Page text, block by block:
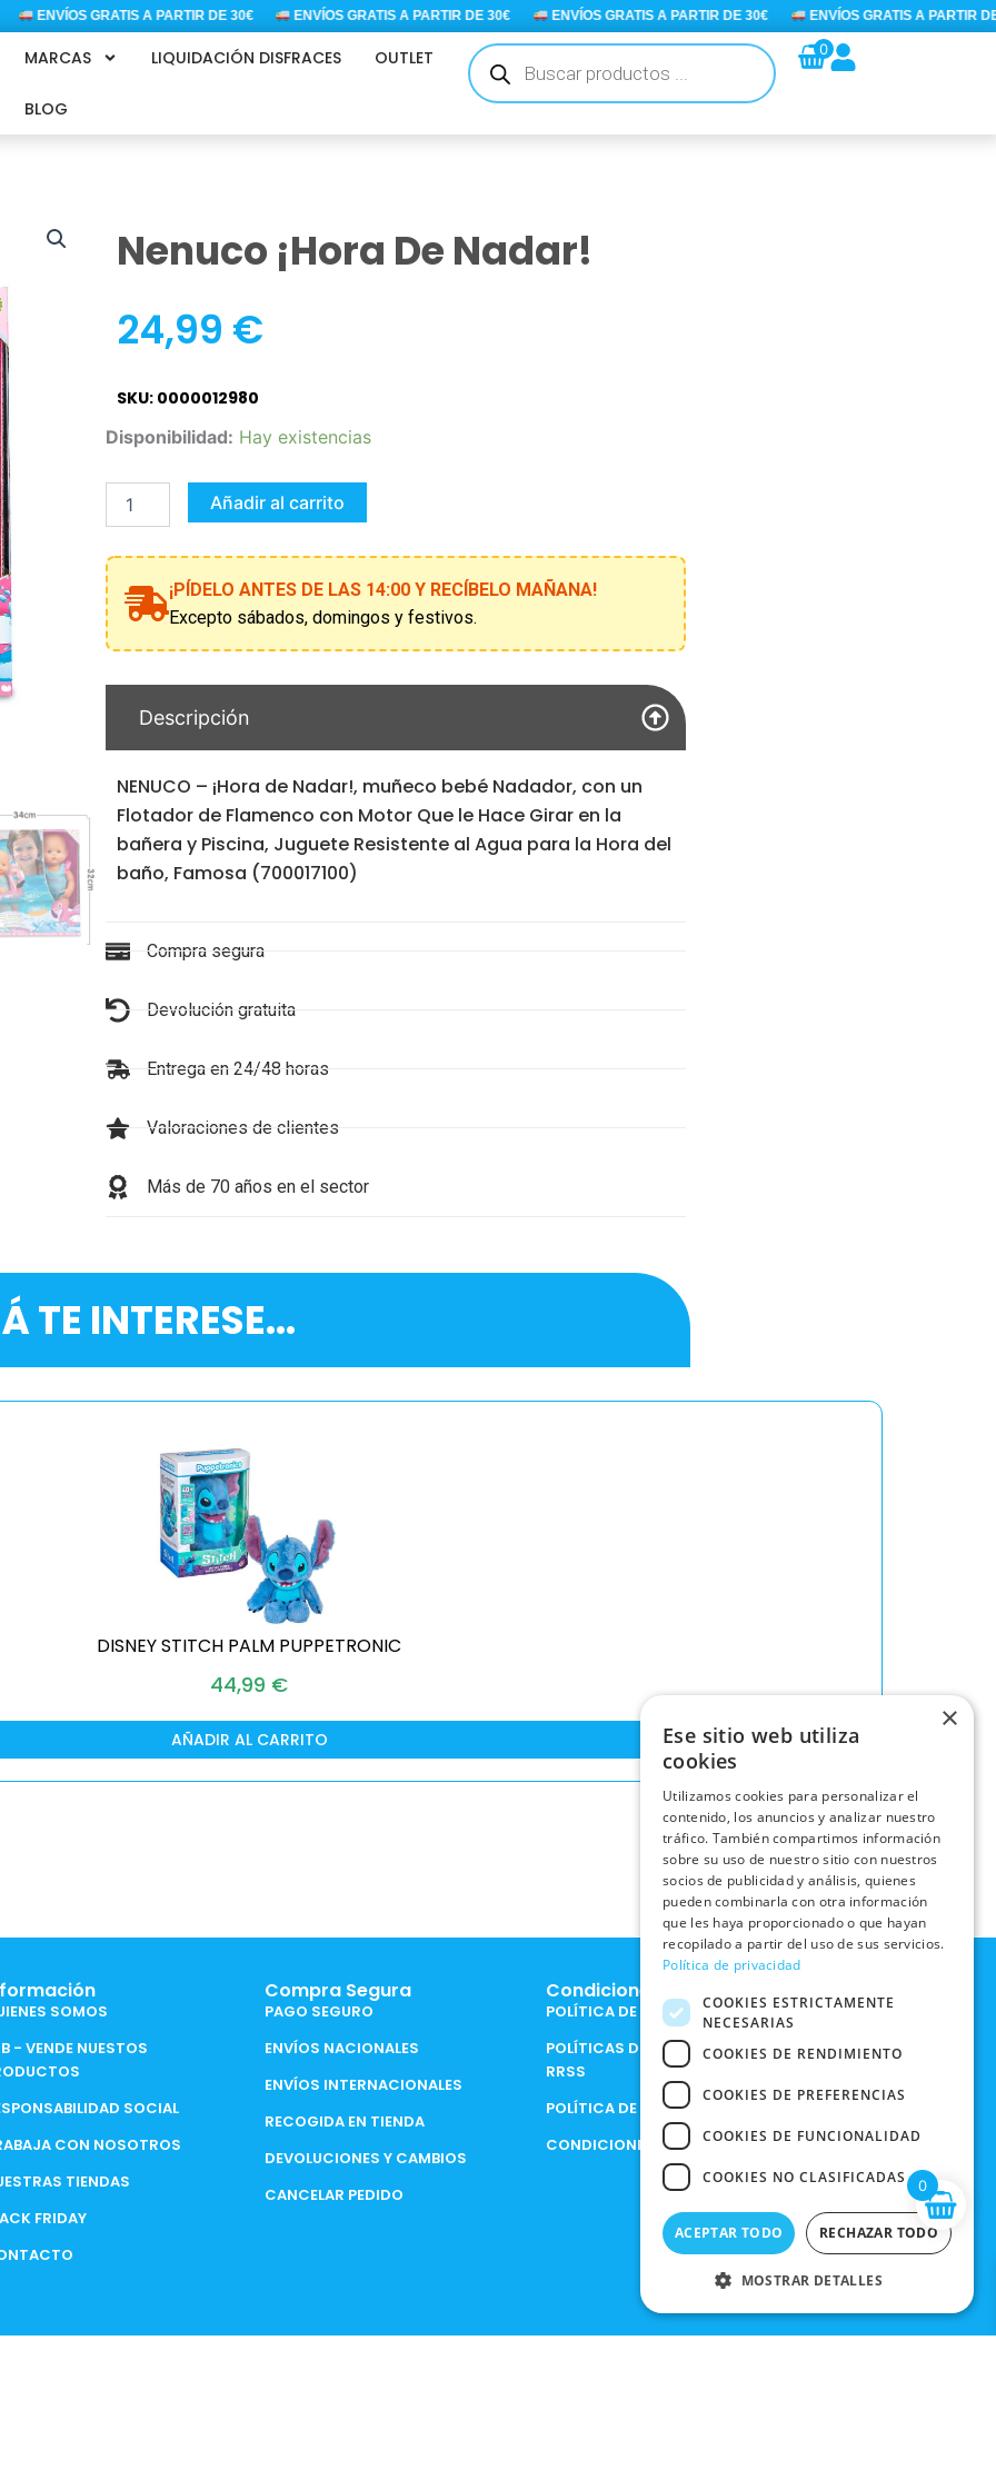
ENVÍOS GRATIS A PARTIR DE 30€ ENVÍOS GRATIS A PARTIR DE 30€ ENVÍOS GRATIS A PARTIR DE 30€ ENVÍOS GRATIS A PARTIR DE
MARCAS LIQUIDACIÓN DISFRACES OUTLET
BLOG
Búsqueda
de
productos
0
Nenuco ¡Hora De Nadar!
24,99 €
SKU: 0000012980
Disponibilidad: Hay existencias
Nenuco
¡Hora
nadar!
Añadir al carrito
¡PÍDELO ANTES DE LAS 14:00 Y RECÍBELO MAÑANA!
Excepto sábados, domingos y festivos.
Descripción
NENUCO – ¡Hora de Nadar!, muñeco bebé Nadador, con un
Flotador de Flamenco con Motor Que le Hace Girar en la
bañera y Piscina, Juguete Resistente al Agua para la Hora del
baño, Famosa (700017100)
Compra segura
Devolución gratuita
Entrega en 24/48 horas
Valoraciones de clientes
Más de 70 años en el sector
TE INTERESE...
DISNEY STITCH PALM PUPPETRONIC
44,99 €
AÑADIR AL CARRITO
SOMOS
- VENDE NUESTOS
SOCIAL
CON NOSOTROS
TIENDAS
FRIDAY
Compra Segura
PAGO SEGURO
ENVÍOS NACIONALES
ENVÍOS INTERNACIONALES
RECOGIDA EN TIENDA
DEVOLUCIONES Y CAMBIOS
CANCELAR PEDIDO
Condiciones Legales
POLÍTICA DE COOKIES
POLÍTICAS DE PRIVACIDAD EN
RRSS
POLÍTICA DE PRIVACIDAD
CONDICIONES DE COMPRA
0
×
Ese sitio web utiliza
cookies
Utilizamos cookies para personalizar el
contenido, los anuncios y analizar nuestro
tráfico. También compartimos información
sobre su uso de nuestro sitio con nuestros
socios de publicidad y análisis, quienes
pueden combinarla con otra información
que les haya proporcionado o que hayan
recopilado a partir del uso de sus servicios.
Política de privacidad
COOKIES ESTRICTAMENTE
NECESARIAS
COOKIES DE RENDIMIENTO
COOKIES DE PREFERENCIAS
COOKIES DE FUNCIONALIDAD
COOKIES NO CLASIFICADAS
ACEPTAR TODO RECHAZAR TODO
MOSTRAR DETALLES